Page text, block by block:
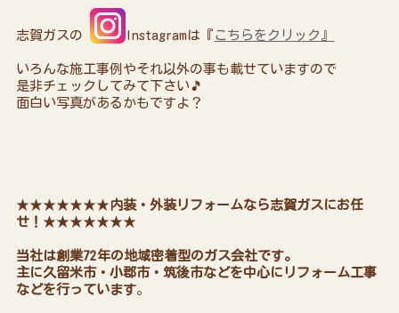
志賀ガスの Instagramは『 こちらをクリック』
いろんな施工事例やそれ以外の事も載せていますので
是非チェックしてみて下さい🎵
面白い写真があるかもですよ？
★★★★★★★内装・外装リフォームなら志賀ガスにお任
せ！ ★★★★★★★
当社は創業72年の地域密着型のガス会社です。
主に久留米市・小郡市・筑後市などを中心にリフォーム工事
などを行っています。